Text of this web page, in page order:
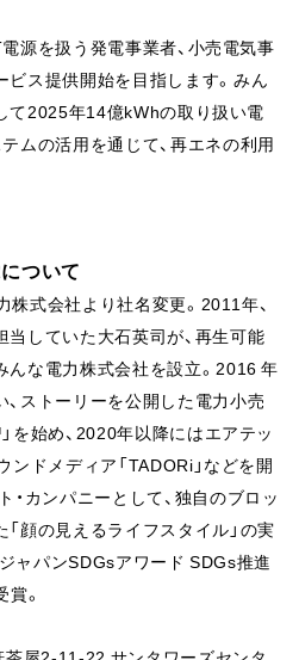
源を扱う発電事業者、小売電気事
ス提供開始を目指します。みん
て2025年14億kWhの取り扱い電
ムの活用を通じて、再エネの利用
ついて
式会社より社名変更。2011年、
していた大石英司が、再生可能
んな電力株式会社を設立。2016 年
ストーリーを公開した電力小売
を始め、2020年以降にはエアテッ
ンドメディア「TADORi」などを開
・カンパニーとして、独自のブロッ
顔の見えるライフスタイル」の実
ャパンSDGsアワード SDGs推進
。